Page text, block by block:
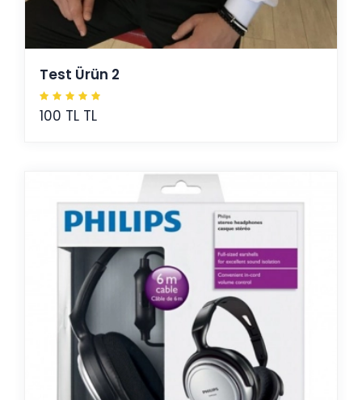
Test Ürün 2
100 TL TL